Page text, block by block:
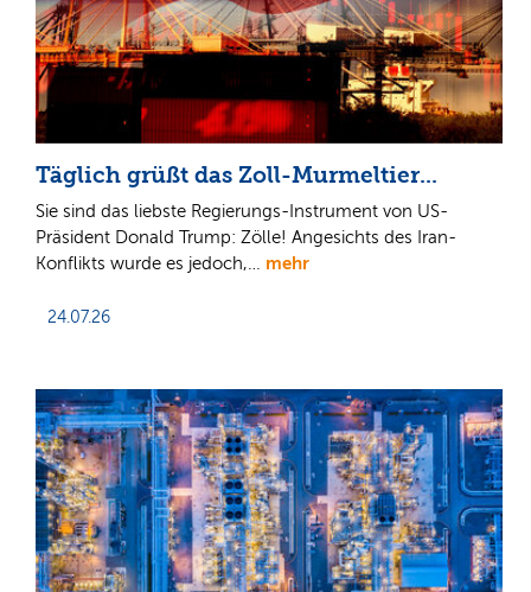
Täglich grüßt das Zoll-Murmeltier...
Sie sind das liebste Regierungs-Instrument von US-
Präsident Donald Trump: Zölle! Angesichts des Iran-
Konflikts wurde es jedoch,… mehr
24.07.26